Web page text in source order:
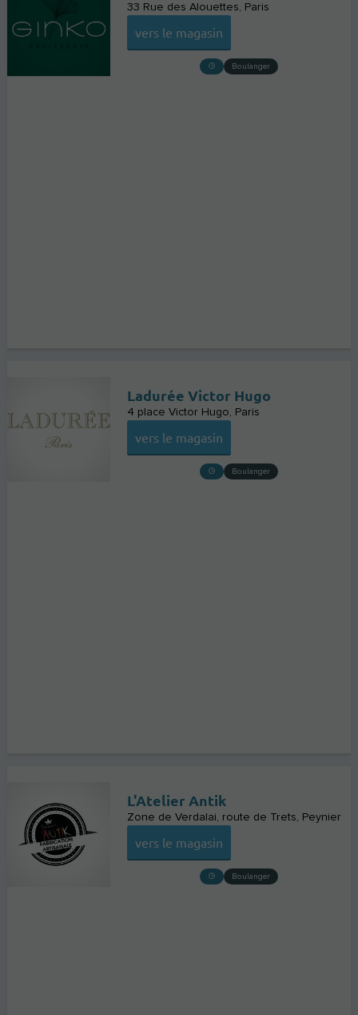
33 Rue des Alouettes Paris
vers le magasin
Boulanger
Ladurée Victor Hugo
4 place Victor Hugo Paris
vers le magasin
Boulanger
L'Atelier Antik
Zone de Verdalai, route de Trets Peynier
vers le magasin
Boulanger